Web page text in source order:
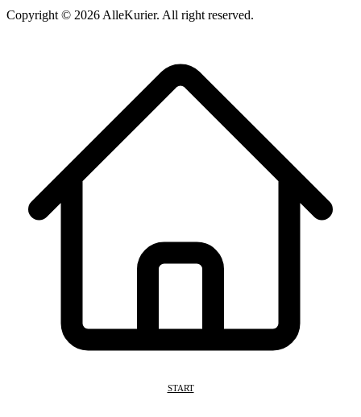
Copyright © 2026 AlleKurier. All right reserved.
START